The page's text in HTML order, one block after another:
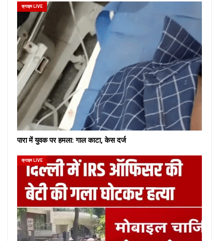
क्राइम LIVE
पारा में युवक पर हमला: गाल काटा, केस दर्ज
क्राइम LIVE